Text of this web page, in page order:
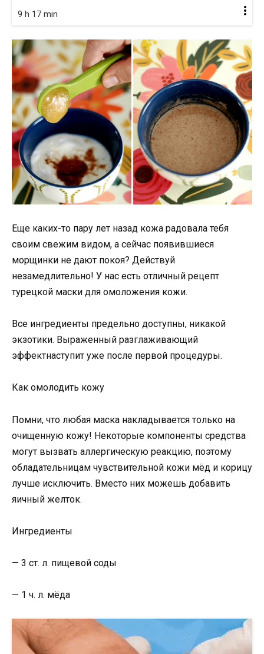
9 h 17 min
Еще каких-то пару лет назад кожа радовала тебя
своим свежим видом, а сейчас появившиеся
морщинки не дают покоя? Действуй
незамедлительно! У нас есть отличный рецепт
турецкой маски для омоложения кожи.
Все ингредиенты предельно доступны, никакой
экзотики. Выраженный разглаживающий
эффектнаступит уже после первой процедуры.
Как омолодить кожу
Помни, что любая маска накладывается только на
очищенную кожу! Некоторые компоненты средства
могут вызвать аллергическую реакцию, поэтому
обладательницам чувствительной кожи мёд и корицу
лучше исключить. Вместо них можешь добавить
яичный желток.
Ингредиенты
— 3 ст. л. пищевой соды
— 1 ч. л. мёда